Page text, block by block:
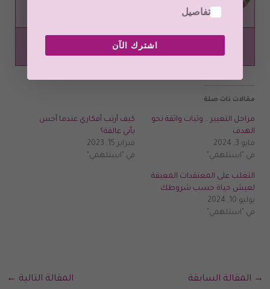
مدربة معتمدة في الوعي الإنساني و التنمية الذاتية
مقالات ذات صلة
مراحل التغيير .. وثبات واثقة نحو
الهدف
مايو 3, 2024
في "استلهمي"
كيف أرتب أفكاري عندما أحس
بأني عالقة؟
فبراير 15, 2023
في "استلهمي"
التغلب على المعتقدات المعيقة
لعيش حياة حسب شروطك
يوليو 10, 2024
في "استلهمي"
→ المقالة السابقة المقالة التالية ←
تفاصيل
اشترك الآن